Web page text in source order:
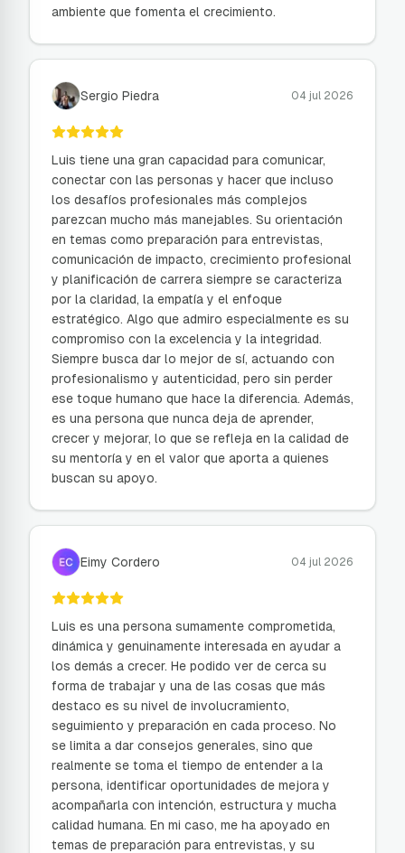
ambiente que fomenta el crecimiento.
Sergio Piedra 04 jul 2026
Luis tiene una gran capacidad para comunicar,
conectar con las personas y hacer que incluso
los desafíos profesionales más complejos
parezcan mucho más manejables. Su orientación
en temas como preparación para entrevistas,
comunicación de impacto, crecimiento profesional
y planificación de carrera siempre se caracteriza
por la claridad, la empatía y el enfoque
estratégico. Algo que admiro especialmente es su
compromiso con la excelencia y la integridad.
Siempre busca dar lo mejor de sí, actuando con
profesionalismo y autenticidad, pero sin perder
ese toque humano que hace la diferencia. Además,
es una persona que nunca deja de aprender,
crecer y mejorar, lo que se refleja en la calidad de
su mentoría y en el valor que aporta a quienes
buscan su apoyo.
Eimy Cordero 04 jul 2026
Luis es una persona sumamente comprometida,
dinámica y genuinamente interesada en ayudar a
los demás a crecer. He podido ver de cerca su
forma de trabajar y una de las cosas que más
destaco es su nivel de involucramiento,
seguimiento y preparación en cada proceso. No
se limita a dar consejos generales, sino que
realmente se toma el tiempo de entender a la
persona, identificar oportunidades de mejora y
acompañarla con intención, estructura y mucha
calidad humana. En mi caso, me ha apoyado en
temas de preparación para entrevistas, y su